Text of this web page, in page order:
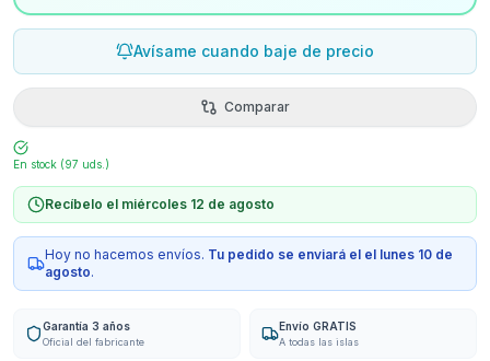
Avísame cuando baje de precio
Comparar
En stock (97 uds.)
Recíbelo el miércoles 12 de agosto
Hoy no hacemos envíos. Tu pedido se enviará el el lunes 10 de
agosto.
Garantía 3 años
Oficial del fabricante
Envío GRATIS
A todas las islas